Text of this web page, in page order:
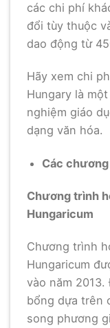
các chi phí
đổi tùy thuộc
dao động từ
Hãy xem chi
Hungary là
nghiệm giáo
dạng văn hóa.
Các
Chương trình
Hungaricum
Chương trình
Hungaricum
vào năm
bổng dựa trên
song phương